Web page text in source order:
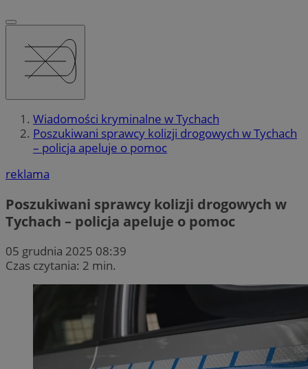
Wiadomości kryminalne w Tychach
Poszukiwani sprawcy kolizji drogowych w Tychach
– policja apeluje o pomoc
reklama
Poszukiwani sprawcy kolizji drogowych w
Tychach – policja apeluje o pomoc
05 grudnia 2025 08:39
Czas czytania: 2 min.